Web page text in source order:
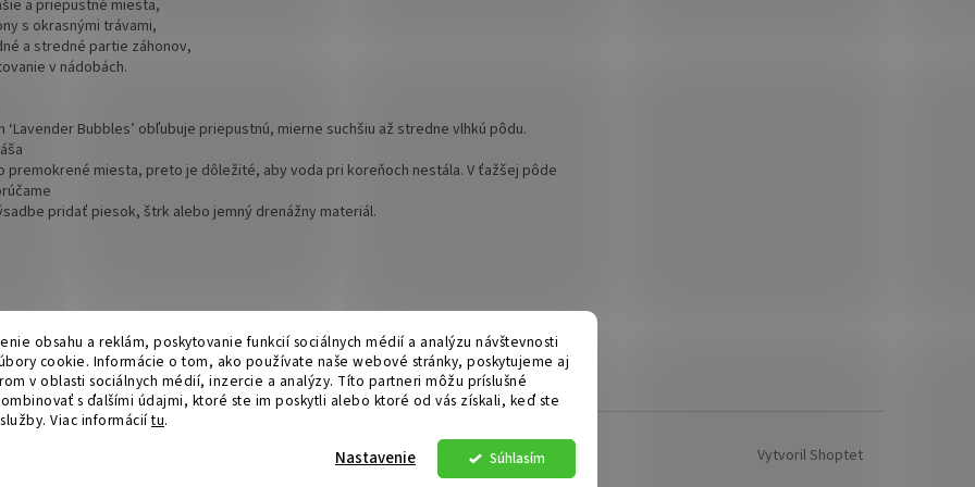
obsahu a reklám, poskytovanie funkcií sociálnych médií a analýzu návštevnosti
cookie. Informácie o tom, ako používate naše webové stránky, poskytujeme aj
v oblasti sociálnych médií, inzercie a analýzy. Títo partneri môžu príslušné
s ďalšími údajmi, ktoré ste im poskytli alebo ktoré od vás získali, keď ste
Viac informáciítu.
Súhlasím
Nastavenie
a priepustné miesta,
s okrasnými trávami,
a stredné partie záhonov,
v nádobách.
‘Lavender Bubbles’ obľubuje priepustnú, mierne suchšiu až stredne vlhkú pôdu.
premokrené miesta, preto je dôležité, aby voda pri koreňoch nestála. V ťažšej pôde
pridať piesok, štrk alebo jemný drenážny materiál.
Vytvoril Shoptet